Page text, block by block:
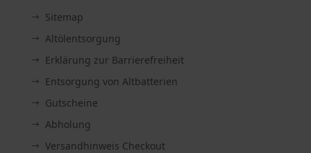
Sitemap
Altölentsorgung
Erklärung zur Barrierefreiheit
Entsorgung von Altbatterien
Gutscheine
Abholung
Versandhinweis Checkout